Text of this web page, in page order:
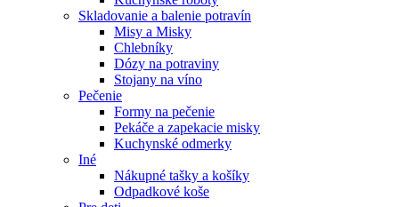
Skladovanie a balenie potravín
Misy a Misky
Chlebníky
Dózy na potraviny
Stojany na víno
Pečenie
Formy na pečenie
Pekáče a zapekacie misky
Kuchynské odmerky
Iné
Nákupné tašky a košíky
Odpadkové koše